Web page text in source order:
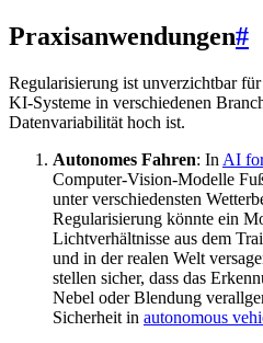
Praxisanwendungen#
Regularisierung ist unverzichtbar
KI-Systeme in verschiedenen
Datenvariabilität hoch ist.
Autonomes Fahren: In AI
Computer-Vision-Modelle
unter verschiedensten
Regularisierung könnte ein
Lichtverhältnisse aus dem
und in der realen Welt
stellen sicher, dass das
Nebel oder Blendung
Sicherheit in autonomous